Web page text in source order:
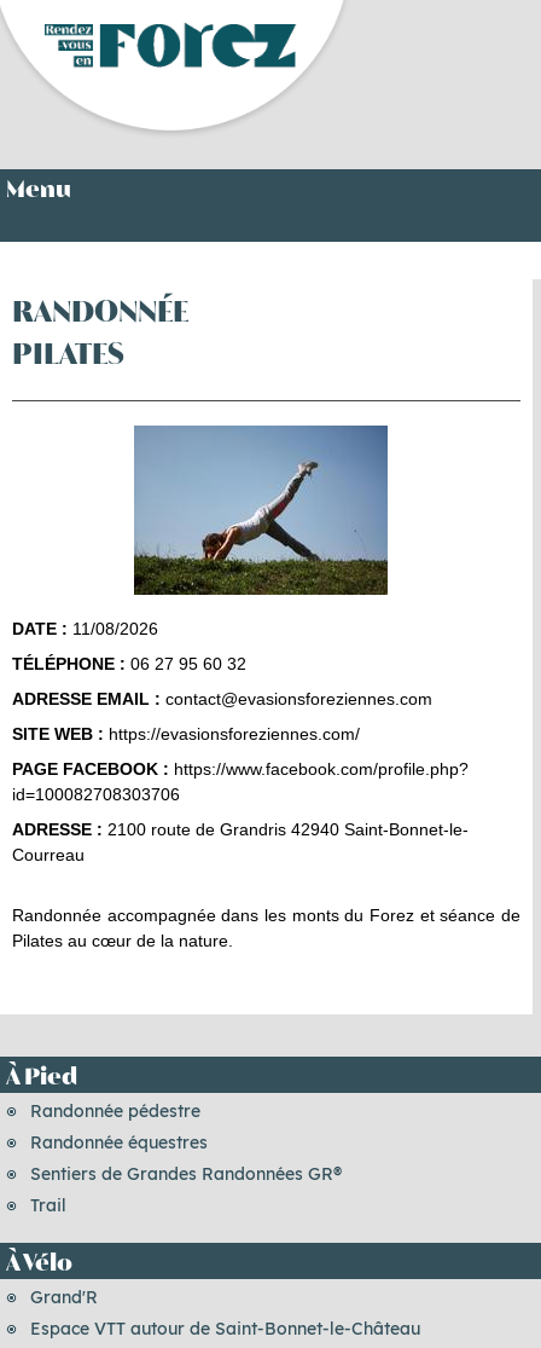
Menu
RANDONNÉE
PILATES
DATE : 11/08/2026
TÉLÉPHONE : 06 27 95 60 32
ADRESSE EMAIL : contact@evasionsforeziennes.com
SITE WEB : https://evasionsforeziennes.com/
PAGE FACEBOOK : https://www.facebook.com/profile.php?
id=100082708303706
ADRESSE : 2100 route de Grandris 42940 Saint-Bonnet-le-
Courreau
Randonnée accompagnée dans les monts du Forez et séance de
Pilates au cœur de la nature.
À Pied
Randonnée pédestre
Randonnée équestres
Sentiers de Grandes Randonnées GR®
Trail
À Vélo
Grand'R
Espace VTT autour de Saint-Bonnet-le-Château